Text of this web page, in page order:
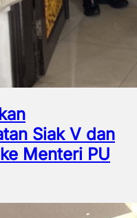
Siak V dan
Menteri PU